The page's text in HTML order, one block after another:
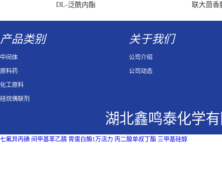
DL-泛酰内酯 联大茴香
产品类别
中间体
原料药
化工原料
硅烷偶联剂
关于我们
公司介绍
公司动态
湖北鑫鸣泰化学
七氟异丙碘 间甲基苯乙腈 胃蛋白酶1万活力 丙二酸单叔丁酯 三甲基硅醇